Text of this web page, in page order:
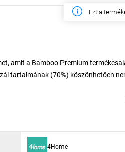
Ezen a
amit a Bamboo Premium
tartalmának (70%) köszönhetően
magas nedvszívó képességét
törölköző kényeztetheti bőrét fürdés
a stílusos szegélydíszeknek
alkalmas a gyermekek érzékeny
4Home